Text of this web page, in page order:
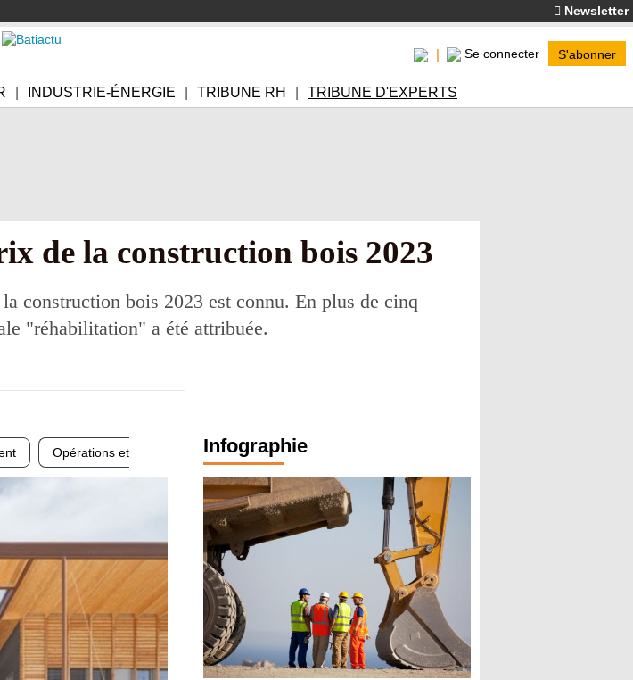
Newsletter
Se connecter S'abonner
INDUSTRIE-ÉNERGIE TRIBUNE RH TRIBUNE D'EXPERTS
de la construction bois 2023
construction bois 2023 est connu. En plus de cinq
"réhabilitation" a été attribuée.
Opérations et
Infographie